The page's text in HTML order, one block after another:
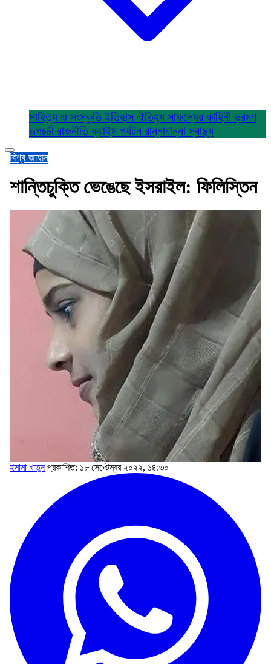
সাহিত্য ও সংস্কৃতিইতিহাস ঐতিহ্য সাফল্যের কাহিনীভ্রমণ
রূপচর্চা রাজনীতিক্রাইম পর্যটন রান্নাবান্নাস্বাস্থ্য
বিশ্ব জাহান
শান্তিচুক্তি ভেঙেছে ইসরাইল: ফিলিস্তিন
ইমামা খাতুন প্রকাশিত: ১৮ সেপ্টেম্বর ২০২২, ১৪:৩০